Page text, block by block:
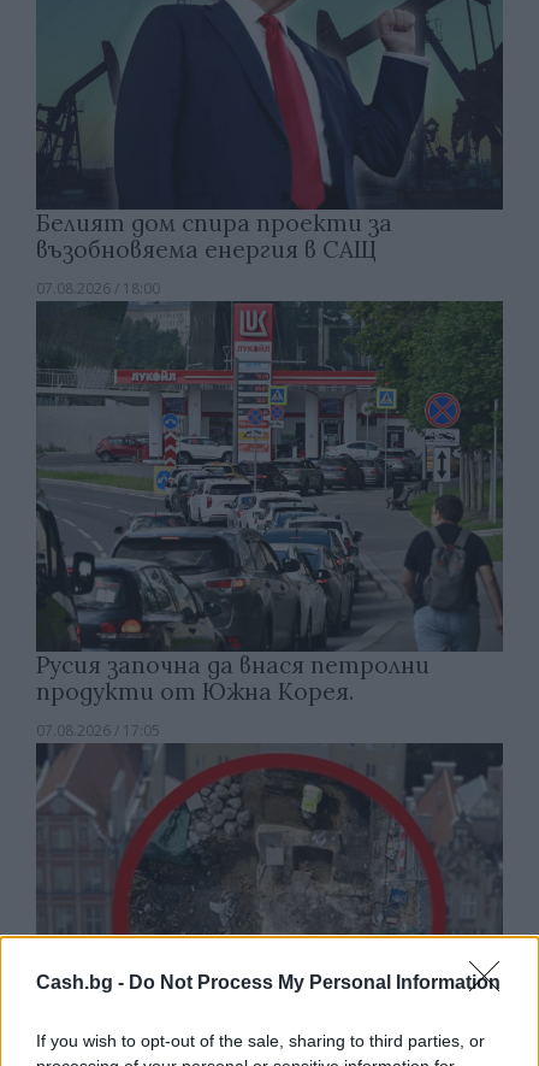
Cash.bg - Do Not Process My Personal Information
If you wish to opt-out of the sale, sharing to third parties, or
Белият дом спира проекти за
възобновяема енергия в САЩ
07.08.2026 / 18:00
Русия започна да внася петролни
продукти от Южна Корея.
07.08.2026 / 17:05